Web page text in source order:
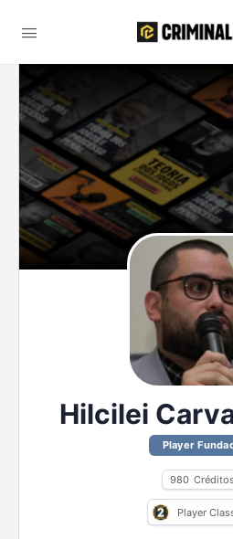
Hilcilei
Player
980 Créditos
Player